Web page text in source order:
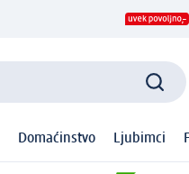
Domaćinstvo Ljubimci